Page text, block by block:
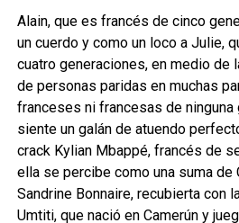
Alain, que es francés de cinco
un cuerdo y como un loco a Julie,
cuatro generaciones, en medio de
de personas paridas en muchas
franceses ni francesas de ninguna
siente un galán de atuendo
crack Kylian Mbappé, francés de
ella se percibe como una suma de
Sandrine Bonnaire, recubierta con
Umtiti, que nació en Camerún y